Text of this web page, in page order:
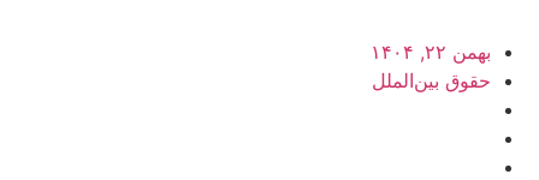
بهمن ۲۲, ۱۴۰۴
حقوق بین‌الملل